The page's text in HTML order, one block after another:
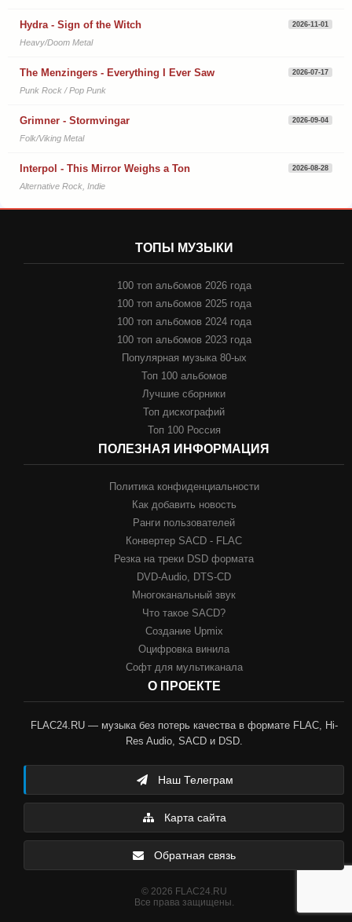
Hydra - Sign of the Witch 2026-11-01
Heavy/Doom Metal
The Menzingers - Everything I Ever Saw 2026-07-17
Punk Rock / Pop Punk
Grimner - Stormvingar 2026-09-04
Folk/Viking Metal
Interpol - This Mirror Weighs a Ton 2026-08-28
Alternative Rock, Indie
ТОПЫ МУЗЫКИ
100 топ альбомов 2026 года
100 топ альбомов 2025 года
100 топ альбомов 2024 года
100 топ альбомов 2023 года
Популярная музыка 80-ых
Топ 100 альбомов
Лучшие сборники
Топ дискографий
Топ 100 Россия
ПОЛЕЗНАЯ ИНФОРМАЦИЯ
Политика конфиденциальности
Как добавить новость
Ранги пользователей
Конвертер SACD - FLAC
Резка на треки DSD формата
DVD-Audio, DTS-CD
Многоканальный звук
Что такое SACD?
Создание Upmix
Оцифровка винила
Софт для мультиканала
О ПРОЕКТЕ
FLAC24.RU — музыка без потерь качества в формате FLAC, Hi-
Res Audio, SACD и DSD.
Наш Телеграм
Карта сайта
Обратная связь
© 2026 FLAC24.RU
Все права защищены.